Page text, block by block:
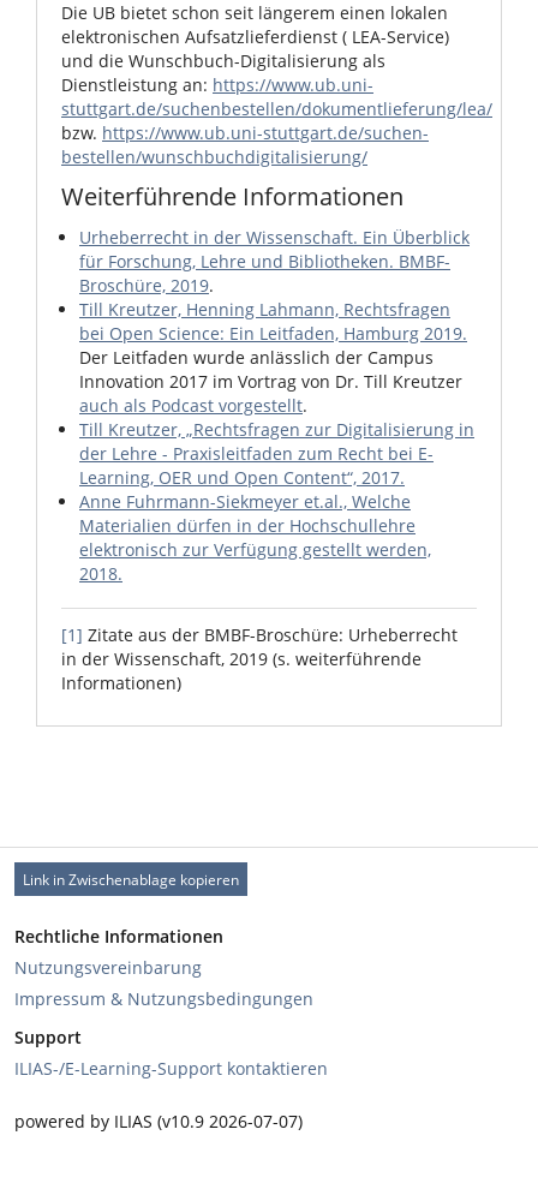
Die UB bietet schon seit längerem einen lokalen
elektronischen Aufsatzlieferdienst ( LEA-Service)
und die Wunschbuch-Digitalisierung als
Dienstleistung an: https://www.ub.uni-
stuttgart.de/suchenbestellen/dokumentlieferung/lea/
bzw. https://www.ub.uni-stuttgart.de/suchen-
bestellen/wunschbuchdigitalisierung/
Weiterführende Informationen
Urheberrecht in der Wissenschaft. Ein Überblick
für Forschung, Lehre und Bibliotheken. BMBF-
Broschüre, 2019.
Till Kreutzer, Henning Lahmann, Rechtsfragen
bei Open Science: Ein Leitfaden, Hamburg 2019.
Der Leitfaden wurde anlässlich der Campus
Innovation 2017 im Vortrag von Dr. Till Kreutzer
auch als Podcast vorgestellt.
Till Kreutzer, „Rechtsfragen zur Digitalisierung in
der Lehre - Praxisleitfaden zum Recht bei E-
Learning, OER und Open Content“, 2017.
Anne Fuhrmann-Siekmeyer et.al., Welche
Materialien dürfen in der Hochschullehre
elektronisch zur Verfügung gestellt werden,
2018.
[1] Zitate aus der BMBF-Broschüre: Urheberrecht
in der Wissenschaft, 2019 (s. weiterführende
Informationen)
Link in Zwischenablage kopieren
Rechtliche Informationen
Nutzungsvereinbarung
Impressum & Nutzungsbedingungen
Support
ILIAS-/E-Learning-Support kontaktieren
powered by ILIAS (v10.9 2026-07-07)